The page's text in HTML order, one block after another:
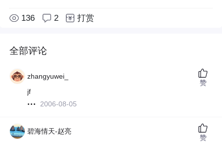
136 2 打赏
全部评论
zhangyuwei_
jf
2006-08-05
赞
碧海情天-赵亮
赞